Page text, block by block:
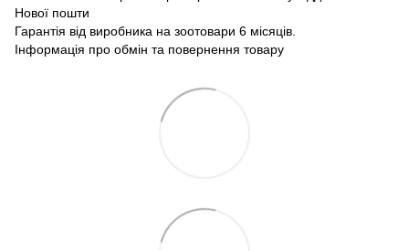
Нової пошти
Гарантія від виробника на зоотовари 6 місяців.
Інформація про обмін та повернення товару